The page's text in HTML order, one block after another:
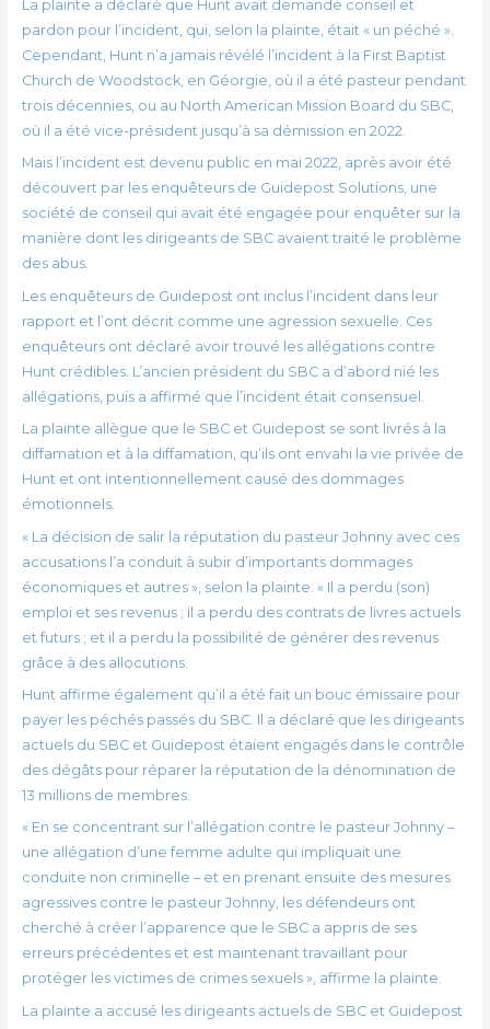
La plainte a déclaré que Hunt avait demandé conseil et
pardon pour l’incident, qui, selon la plainte, était « un péché ».
Cependant, Hunt n’a jamais révélé l’incident à la First Baptist
Church de Woodstock, en Géorgie, où il a été pasteur pendant
trois décennies, ou au North American Mission Board du SBC,
où il a été vice-président jusqu’à sa démission en 2022.
Mais l’incident est devenu public en mai 2022, après avoir été
découvert par les enquêteurs de Guidepost Solutions, une
société de conseil qui avait été engagée pour enquêter sur la
manière dont les dirigeants de SBC avaient traité le problème
des abus.
Les enquêteurs de Guidepost ont inclus l’incident dans leur
rapport et l’ont décrit comme une agression sexuelle. Ces
enquêteurs ont déclaré avoir trouvé les allégations contre
Hunt crédibles. L’ancien président du SBC a d’abord nié les
allégations, puis a affirmé que l’incident était consensuel.
La plainte allègue que le SBC et Guidepost se sont livrés à la
diffamation et à la diffamation, qu’ils ont envahi la vie privée de
Hunt et ont intentionnellement causé des dommages
émotionnels.
« La décision de salir la réputation du pasteur Johnny avec ces
accusations l’a conduit à subir d’importants dommages
économiques et autres », selon la plainte. « Il a perdu (son)
emploi et ses revenus ; il a perdu des contrats de livres actuels
et futurs ; et il a perdu la possibilité de générer des revenus
grâce à des allocutions.
Hunt affirme également qu’il a été fait un bouc émissaire pour
payer les péchés passés du SBC. Il a déclaré que les dirigeants
actuels du SBC et Guidepost étaient engagés dans le contrôle
des dégâts pour réparer la réputation de la dénomination de
13 millions de membres.
« En se concentrant sur l’allégation contre le pasteur Johnny –
une allégation d’une femme adulte qui impliquait une
conduite non criminelle – et en prenant ensuite des mesures
agressives contre le pasteur Johnny, les défendeurs ont
cherché à créer l’apparence que le SBC a appris de ses
erreurs précédentes et est maintenant travaillant pour
protéger les victimes de crimes sexuels », affirme la plainte.
La plainte a accusé les dirigeants actuels de SBC et Guidepost